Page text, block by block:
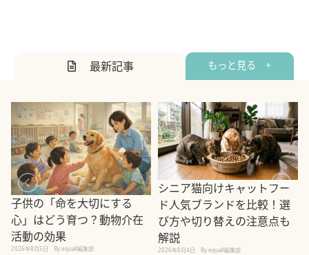
最新記事 もっと見る +
子供の「命を大切にする
心」はどう育つ？動物介在
活動の効果
2026年8月5日 By equall編集部
シニア猫向けキャットフー
ド人気ブランドを比較！選
び方や切り替えの注意点も
解説
2026年8月4日 By equall編集部